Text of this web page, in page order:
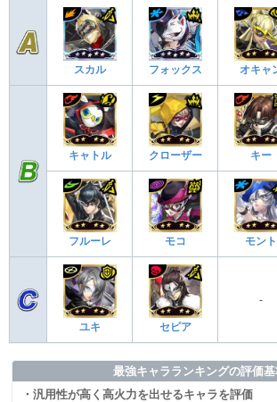
スカル フォックス オキャ
キャトル クローザー キー
フルーレ モコ モント
ユキ セピア
-
最強キャラランキングの評価基
・汎用性が高く高火力を出せるキャラを評価